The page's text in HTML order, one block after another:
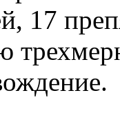
17